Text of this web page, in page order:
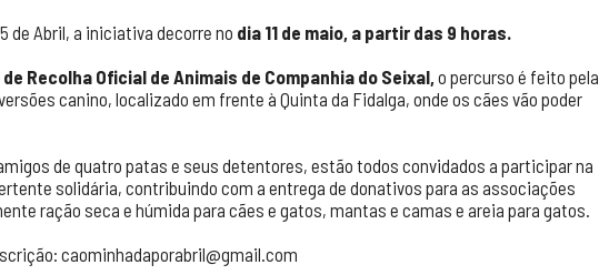
de Abril, a iniciativa decorre no dia 11 de maio, a partir das 9 horas.
Recolha Oficial de Animais de Companhia do Seixal,o percurso é feito pela
canino, localizado em frente à Quinta da Fidalga, onde os cães vão poder
de quatro patas e seus detentores, estão todos convidados a participar na
solidária, contribuindo com a entrega de donativos para as associações
ração seca e húmida para cães e gatos, mantas e camas e areia para gatos.
caominhadaporabril@gmail.com